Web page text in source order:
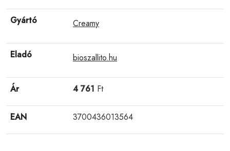
Gyártó Creamy
Eladó bioszallito.hu
Ár 4 761 Ft
EAN 3700436013564